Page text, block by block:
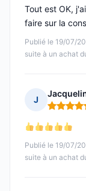
Publié le 19/07/
suite à un achat
Tout est OK,
faire sur la
J
Note : 5
Publié le 19/07/
suite à un achat